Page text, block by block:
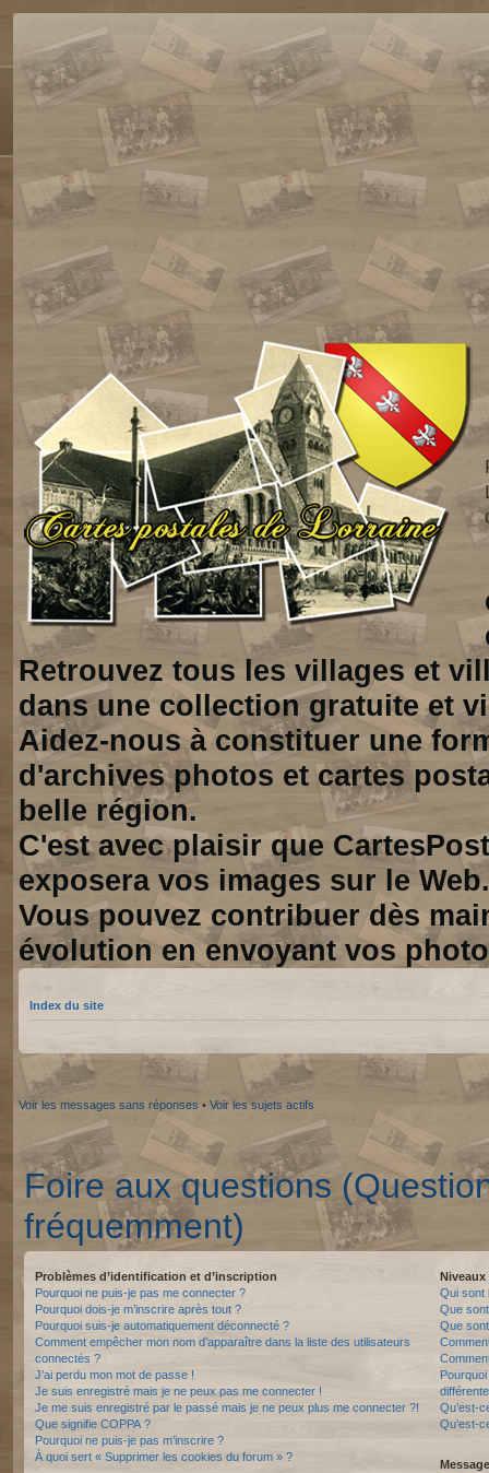
Retrouvez tous les villages et
dans une collection gratuite et
Aidez-nous à constituer une
d'archives photos et cartes
belle région.
C'est avec plaisir que
exposera vos images sur le Web.
Vous pouvez contribuer dès
évolution en envoyant vos
Index du site
Voir les messages sans réponses • Voir les sujets actifs
Foire aux questions
fréquemment)
Problèmes d’identification et d’inscription
Pourquoi ne puis-je pas me connecter ?
Pourquoi dois-je m’inscrire après tout ?
Pourquoi suis-je automatiquement déconnecté ?
Comment empêcher mon nom d’apparaître dans la liste des utilisateurs
connectés ?
J’ai perdu mon mot de passe !
Je suis enregistré mais je ne peux pas me connecter !
Je me suis enregistré par le passé mais je ne peux plus me connecter ?!
Que signifie COPPA ?
Pourquoi ne puis-je pas m’inscrire ?
À quoi sert « Supprimer les cookies du forum » ?
Niveaux
Qui sont
Que
Que
Qu’est-
Qu’est-